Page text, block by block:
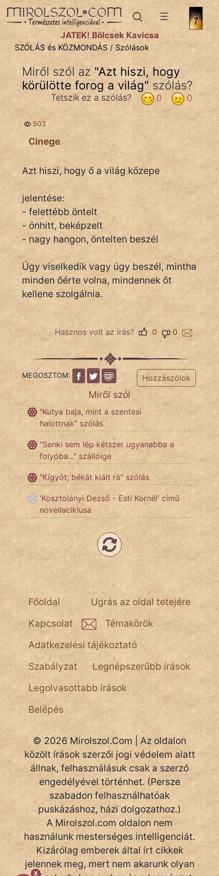
X
SZÓLÁS ÉS KÖZMONDÁStémák:
Bibliai
Közmondások
Szállóigék
Szóláscsoportok
Szólások
Tréfás
SZÓLÁS
KÖZMONDÁS
MAGYARSÁG
Népszerű szerzőink:
cinege
fantom
Jób Gedeon
mikkamakka
vörös ördög
nagyöreg
NapHold
Név nélkül
pszichopati
Hoffer Botond
szemfüles
JÁTÉK! Bölcsek Kavicsa
SZÓLÁS és KÖZMONDÁS / Szólások
Miről szól az "Azt hiszi, hogy
körülötte forog a világ" szólás?
0
0
Tetszik ez a szólás?
503
Cinege
Azt hiszi, hogy ő a világ közepe
jelentése:
- felettébb öntelt
- önhitt, beképzelt
- nagy hangon, öntelten beszél
Úgy viselkedik vagy úgy beszél, mintha
minden őérte volna, mindennek őt
kellene szolgálnia.
Hasznos volt az írás? 0
0
MEGOSZTOM: Hozzászólok
Miről szól
"Kutya baja, mint a szentesi
halottnak" szólás
"Senki sem lép kétszer ugyanabba a
folyóba..." szállóige
"Kígyót, békát kiált rá" szólás
'Kosztolányi Dezső - Esti Kornél' című
novellaciklusa
Ugrás az oldal tetejére
Főoldal
Kapcsolat
Témakörök
Adatkezelési tájékoztató
Szabályzat
Legnépszerűbb írások
Legolvasottabb írások
Belépés
© 2026 Mirolszol.Com | Az oldalon
közölt írások szerzői jogi védelem alatt
állnak, felhasználásuk csak a szerző
engedélyével történhet. (Persze
szabadon felhasználhatóak
puskázáshoz, házi dolgozathoz.)
A Mirolszol.com oldalon nem
használunk mesterséges intelligenciát.
Kizárólag emberek által írt cikkek
jelennek meg, mert nem akarunk olyan